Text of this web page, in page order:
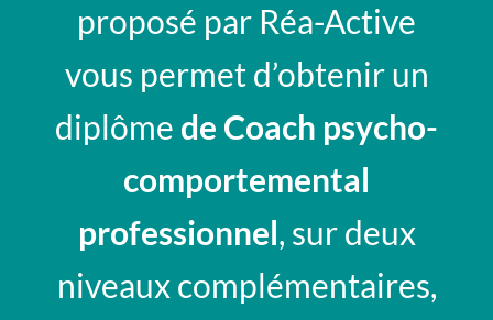
proposé par Réa-Active
vous permet d’obtenir un
diplôme de Coach psycho-
comportemental
professionnel, sur deux
niveaux complémentaires,